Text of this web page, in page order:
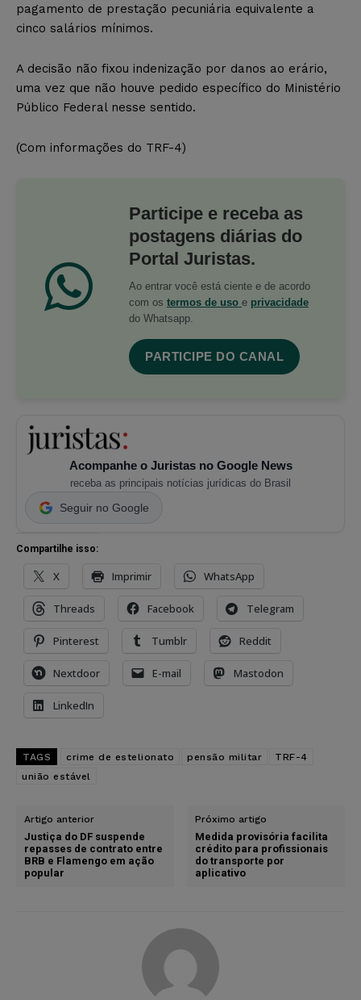
pagamento de prestação pecuniária equivalente a
cinco salários mínimos.
A decisão não fixou indenização por danos ao erário,
uma vez que não houve pedido específico do Ministério
Público Federal nesse sentido.
(Com informações do TRF-4)
Participe e receba as
postagens diárias do
Portal Juristas.
Ao entrar você está ciente e de acordo
com os termos de uso e privacidade
do Whatsapp.
PARTICIPE DO CANAL
Acompanhe o Juristas no Google News
receba as principais notícias jurídicas do Brasil
Seguir no Google
Compartilhe isso:
X Imprimir WhatsApp
Threads Facebook Telegram
Pinterest Tumblr Reddit
Nextdoor E-mail Mastodon
LinkedIn
TAGS crime de estelionato pensão militar
TRF-4
união estável
Artigo anterior
Justiça do DF suspende
repasses de contrato entre
BRB e Flamengo em ação
popular
Próximo artigo
Medida provisória facilita
crédito para profissionais
do transporte por
aplicativo